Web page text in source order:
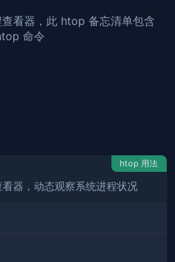
看器，此 htop 备忘清单包含
命令
htop 用法
器，动态观察系统进程状况